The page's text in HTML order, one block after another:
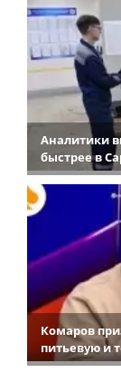
Аналитики
быстрее в
Комаров
питьевую и